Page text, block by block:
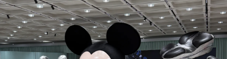
最新号を試し読み